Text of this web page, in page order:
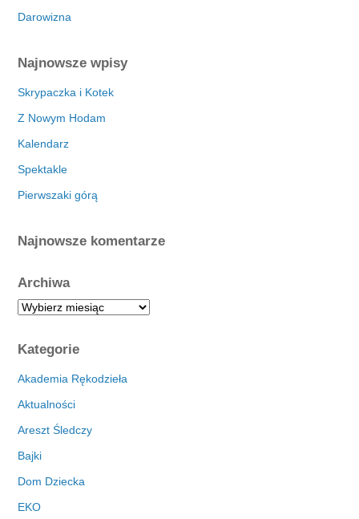
Darowizna
Najnowsze wpisy
Skrypaczka i Kotek
Z Nowym Hodam
Kalendarz
Spektakle
Pierwszaki górą
Najnowsze komentarze
Archiwa
A
h
i
a
Kategorie
Akademia Rękodzieła
Aktualności
Areszt Śledczy
Bajki
Dom Dziecka
EKO